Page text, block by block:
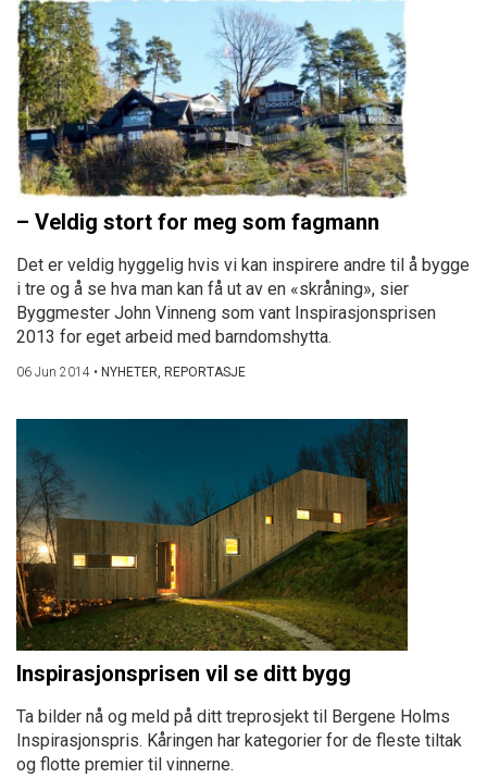
– Veldig stort for meg som fagmann
Det er veldig hyggelig hvis vi kan inspirere andre til å bygge
i tre og å se hva man kan få ut av en «skråning», sier
Byggmester John Vinneng som vant Inspirasjonsprisen
2013 for eget arbeid med barndomshytta.
06 Jun 2014 • NYHETER, REPORTASJE
Inspirasjonsprisen vil se ditt bygg
Ta bilder nå og meld på ditt treprosjekt til Bergene Holms
Inspirasjonspris. Kåringen har kategorier for de fleste tiltak
og flotte premier til vinnerne.